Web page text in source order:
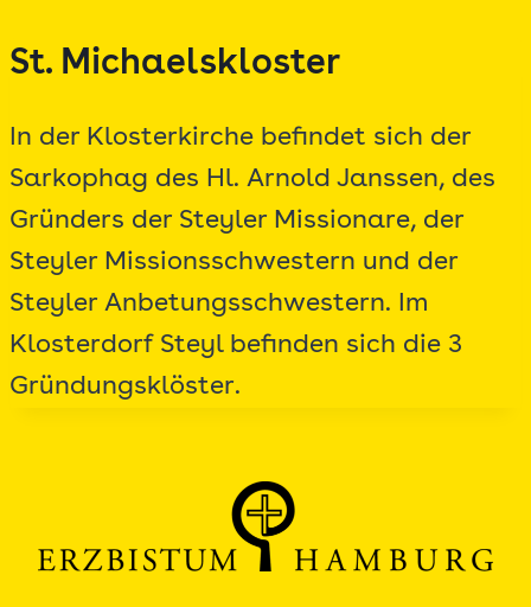
Inhalt
St. Michaelskloster
In der Klosterkirche befindet sich der
Sarkophag des Hl. Arnold Janssen, des
Gründers der Steyler Missionare, der
Steyler Missionsschwestern und der
Steyler Anbetungsschwestern. Im
Klosterdorf Steyl befinden sich die 3
Gründungsklöster.